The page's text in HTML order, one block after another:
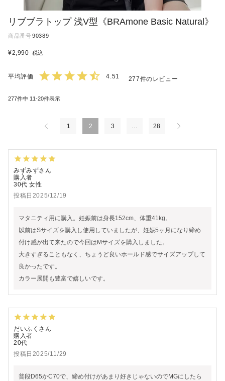
リブブラトップ 浅V型《BRAmone Basic Natural》
商品番号90389
¥2,990 税込
4.51 277
277件中 11 -20件表示
1 2 3 … 28
みずみず
購入者
30代 女性
投稿日 2025/12/19
マタニティ用に購入。妊娠前は身長152cm、体重41kg。
以前はSサイズを購入し使用していましたが、妊娠5ヶ月になり締め
付け感が出て来たので今回はMサイズを購入しました。
大きすぎることもなく、ちょうど良いホールド感でサイズアップして
良かったです。
カラー展開も豊富で嬉しいです。
だいふく
購入者
20代
投稿日 2025/11/29
普段D65かC70で、締め付けがあまり好きじゃないのでMGにしたら